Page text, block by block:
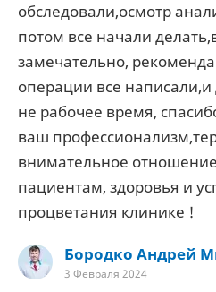
обследовали,осмотр
потом все начали
замечательно,
операции все
не рабочее время,
ваш
внимательное
пациентам, здоровья и
процветания клинике !
Бородко Андрей
3 Февраля 2024